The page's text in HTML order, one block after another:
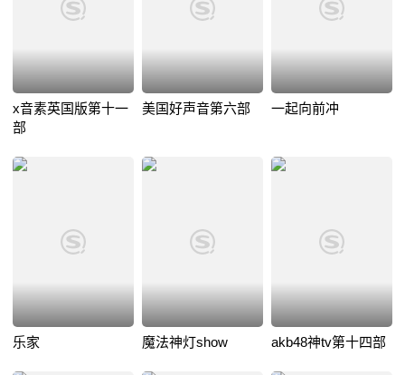
x音素英国版第十一
部
美国好声音第六部 一起向前冲
乐家 魔法神灯show akb48神tv第十四部